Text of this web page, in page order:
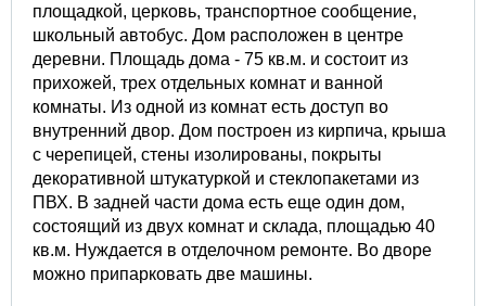
площадкой, церковь, транспортное сообщение,
школьный автобус. Дом расположен в центре
деревни. Площадь дома - 75 кв.м. и состоит из
прихожей, трех отдельных комнат и ванной
комнаты. Из одной из комнат есть доступ во
внутренний двор. Дом построен из кирпича, крыша
с черепицей, стены изолированы, покрыты
декоративной штукатуркой и стеклопакетами из
ПВХ. В задней части дома есть еще один дом,
состоящий из двух комнат и склада, площадью 40
кв.м. Нуждается в отделочном ремонте. Во дворе
можно припарковать две машины.